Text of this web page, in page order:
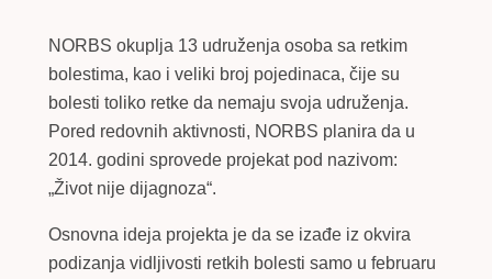
NORBS okuplja 13 udruženja osoba sa retkim
bolestima, kao i veliki broj pojedinaca, čije su
bolesti toliko retke da nemaju svoja udruženja.
Pored redovnih aktivnosti, NORBS planira da u
2014. godini sprovede projekat pod nazivom:
„Život nije dijagnoza“.
Osnovna ideja projekta je da se izađe iz okvira
podizanja vidljivosti retkih bolesti samo u februaru